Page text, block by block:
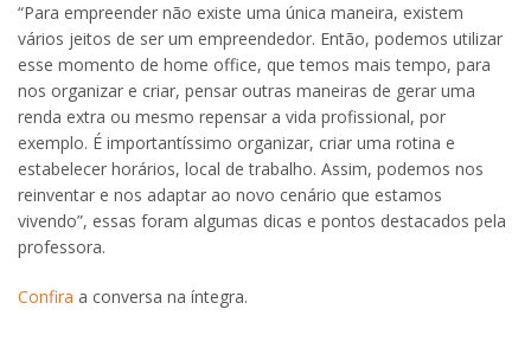
“Para empreender não existe uma única maneira, existem
vários jeitos de ser um empreendedor. Então, podemos utilizar
esse momento de home office, que temos mais tempo, para
nos organizar e criar, pensar outras maneiras de gerar uma
renda extra ou mesmo repensar a vida profissional, por
exemplo. É importantíssimo organizar, criar uma rotina e
estabelecer horários, local de trabalho. Assim, podemos nos
reinventar e nos adaptar ao novo cenário que estamos
vivendo”, essas foram algumas dicas e pontos destacados pela
professora.
Confira a conversa na íntegra.